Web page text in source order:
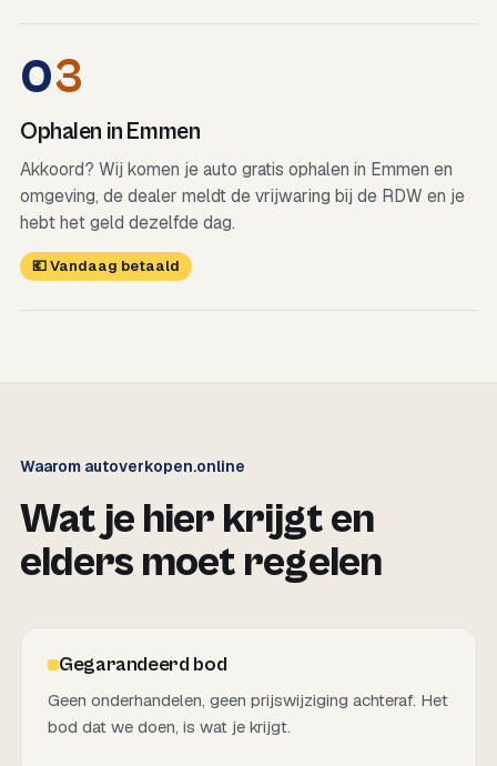
03
Ophalen in Emmen
Akkoord? Wij komen je auto gratis ophalen in Emmen en
omgeving, de dealer meldt de vrijwaring bij de RDW en je
hebt het geld dezelfde dag.
💶 Vandaag betaald
Waarom autoverkopen.online
Wat je hier krijgt en
elders moet regelen
Gegarandeerd bod
Geen onderhandelen, geen prijswijziging achteraf. Het
bod dat we doen, is wat je krijgt.